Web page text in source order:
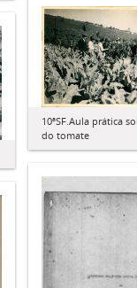
10ªSF.Aula prática
do tomate